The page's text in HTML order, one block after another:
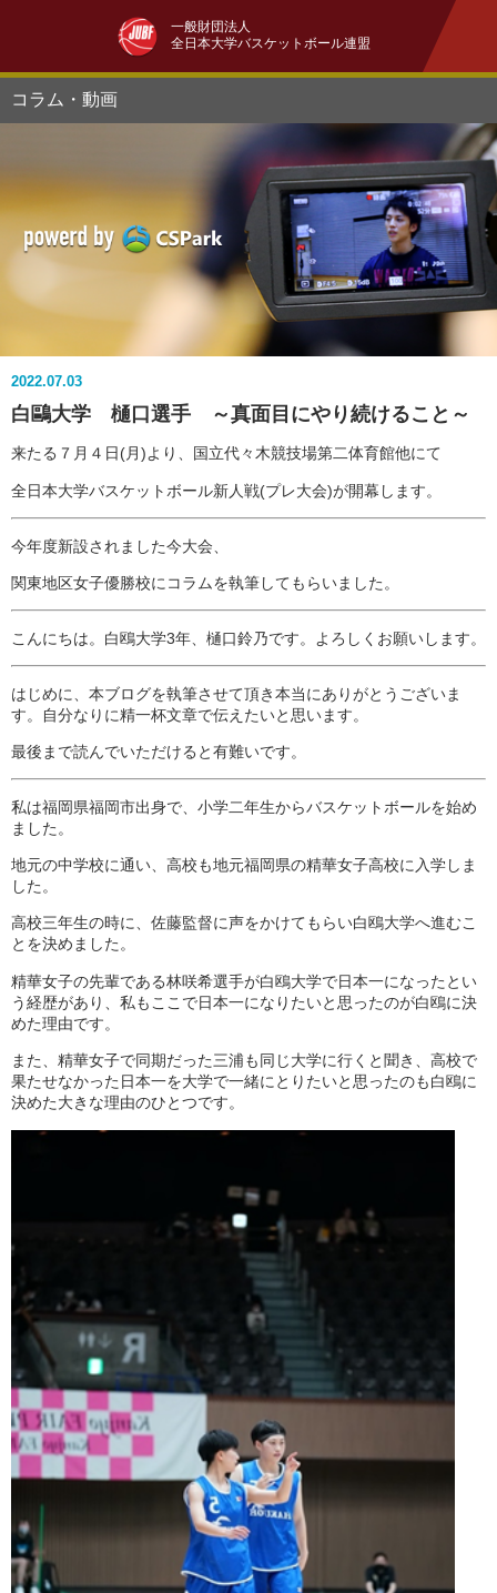
一般財団法人
全日本大学バスケットボール連盟
コラム・動画
2022.07.03
白鷗大学 樋口選手 ～真面目にやり続けること～
来たる７月４日(月)より、国立代々木競技場第二体育館他にて
全日本大学バスケットボール新人戦(プレ大会)が開幕します。
今年度新設されました今大会、
関東地区女子優勝校にコラムを執筆してもらいました。
こんにちは。白鴎大学3年、樋口鈴乃です。よろしくお願いします。
はじめに、本ブログを執筆させて頂き本当にありがとうございま
す。自分なりに精一杯文章で伝えたいと思います。
最後まで読んでいただけると有難いです。
私は福岡県福岡市出身で、小学二年生からバスケットボールを始め
ました。
地元の中学校に通い、高校も地元福岡県の精華女子高校に入学しま
した。
高校三年生の時に、佐藤監督に声をかけてもらい白鴎大学へ進むこ
とを決めました。
精華女子の先輩である林咲希選手が白鴎大学で日本一になったとい
う経歴があり、私もここで日本一になりたいと思ったのが白鴎に決
めた理由です。
また、精華女子で同期だった三浦も同じ大学に行くと聞き、高校で
果たせなかった日本一を大学で一緒にとりたいと思ったのも白鴎に
決めた大きな理由のひとつです。